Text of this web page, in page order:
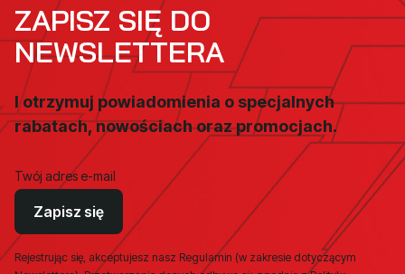
ZAPISZ SIĘ DO
NEWSLETTERA
I otrzymuj powiadomienia o specjalnych
rabatach, nowościach oraz promocjach.
Twój adres e-mail
Zapisz się
Rejestrując się, akceptujesz nasz Regulamin (w zakresie dotyczącym